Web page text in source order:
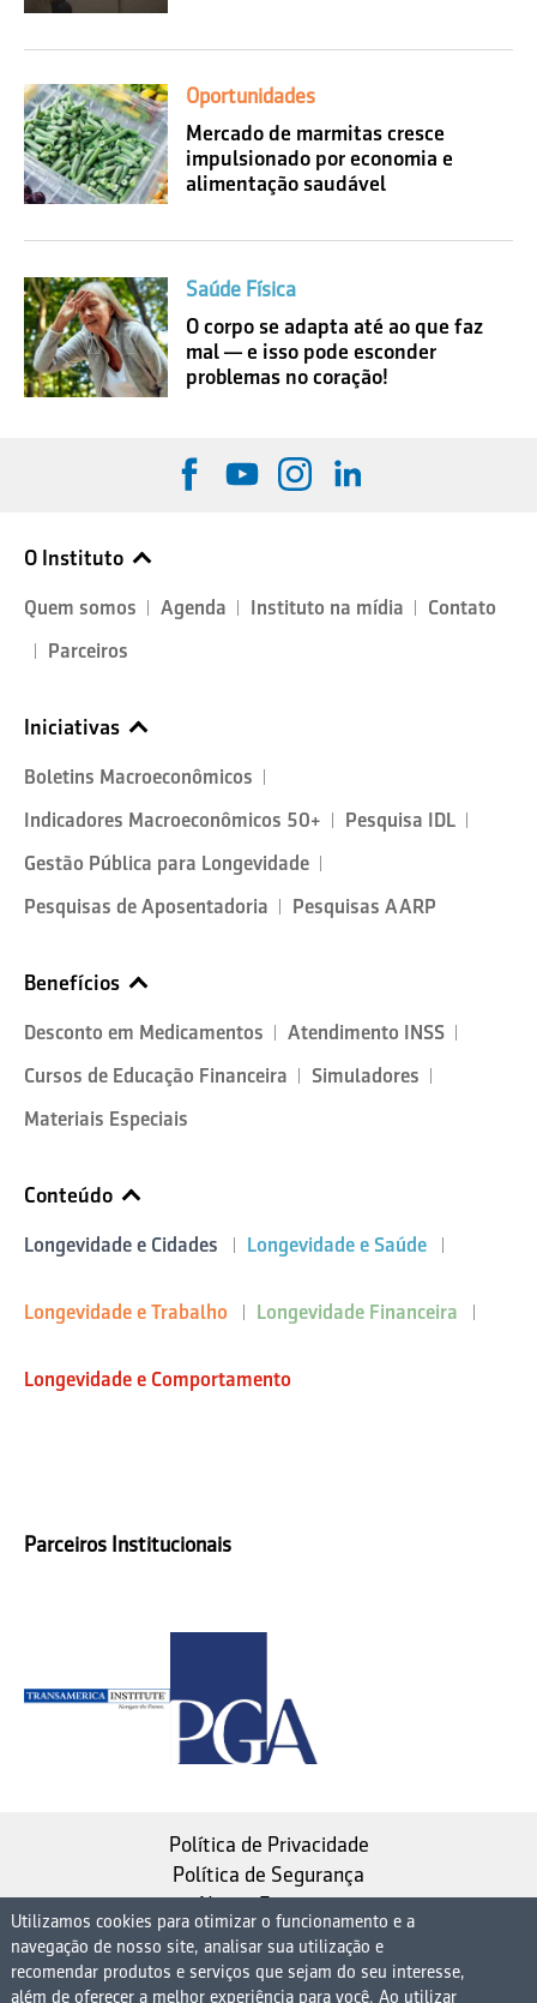
Oportunidades
Mercado de marmitas cresce
impulsionado por economia e
alimentação saudável
Saúde Física
O corpo se adapta até ao que faz
mal — e isso pode esconder
problemas no coração!
O Instituto
Quem somos Agenda Instituto na mídia
Contato
Parceiros
Iniciativas
Boletins Macroeconômicos
Indicadores Macroeconômicos 50+
Pesquisa IDL
Gestão Pública para Longevidade
Pesquisas de Aposentadoria
Pesquisas AARP
Benefícios
Desconto em Medicamentos
Atendimento INSS
Cursos de Educação Financeira
Simuladores
Materiais Especiais
Conteúdo
Longevidade e Cidades Longevidade e Saúde
Longevidade e Trabalho Longevidade Financeira
Longevidade e Comportamento
Parceiros Institucionais
Política de Privacidade
Política de Segurança
Nosso Estatuto
Instituto de Longevidade MAG, uma empresa do
Grupo MAG
Utilizamos cookies para otimizar o funcionamento e a
navegação de nosso site, analisar sua utilização e
recomendar produtos e serviços que sejam do seu interesse,
além de oferecer a melhor experiência para você. Ao utilizar